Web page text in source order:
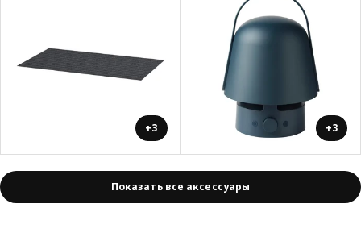
+3 +3
Показать все аксессуары